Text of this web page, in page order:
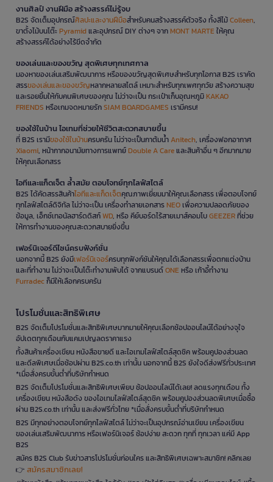
งานศิลป์ งานฝีมือ สร้างสรรค์ไม่รู้จบ
B2S จัดเต็มอุปกรณ์ศิลปะและงานฝีมือสำหรับคนสร้างสรรค์ตัวจริง ทั้งสีไม้Colleen,
ขาตั้งไม้บนโต๊ะPyramidและอุปกรณ์ DIY ต่างๆ จากMONT MARTE ให้คุณ
สร้างสรรค์ได้อย่างไร้ขีดจำกัด
ของเล่นและของขวัญ สุดพิเศษทุกเทศกาล
มองหาของเล่นเสริมพัฒนาการ หรือของขวัญสุดพิเศษสำหรับทุกโอกาส B2S เราคัด
สรรของเล่นและของขวัญหลากหลายสไตล์ เหมาะสำหรับทุกเพศทุกวัย สร้างความสุข
และรอยยิ้มให้กับคนพิเศษของคุณ ไม่ว่าจะเป็น กระเป๋าเก็บอุณหภูมิKAKAO
FRIENDS หรือเกมจดหมายรักSIAM BOARDGAMES เรามีครบ!
ของใช้ในบ้าน ไอเทมที่ช่วยให้ชีวิตสะดวกสบายขึ้น
ที่ B2S เรามีของใช้ในบ้านครบครัน ไม่ว่าจะเป็นกาต้มน้ำAnitech, เครื่องฟอกอากาศ
Xiaomi, หน้ากากอนามัยทางการแพทย์Double A Careและสินค้าอื่น ๆ อีกมากมาย
ให้คุณเลือกสรร
ไอทีและแก็ดเจ็ต ล้ำสมัย ตอบโจทย์ทุกไลฟ์สไตล์
B2S ได้คัดสรรสินค้าไอทีและแก็ดเจ็ตคุณภาพเยี่ยมมาให้คุณเลือกสรร เพื่อตอบโจทย์
ทุกไลฟ์สไตล์ดิจิทัล ไม่ว่าจะเป็น เครื่องทำลายเอกสารNEO เพื่อความปลอดภัยของ
ข้อมูล, เอ็กซ์เทอนัลฮาร์ดดิสก์WD, หรือ คีย์บอร์ดไร้สายเมาส์คอมโบGEEZERที่ช่วย
ให้การทำงานของคุณสะดวกสบายยิ่งขึ้น
เฟอร์นิเจอร์ดีไซน์ครบฟังก์ชั่น
นอกจากนี้ B2S ยังมีเฟอร์นิเจอร์ครบทุกฟังก์ชันให้คุณได้เลือกสรรเพื่อตกแต่งบ้าน
และที่ทำงาน ไม่ว่าจะเป็นโต๊ะทำงานพับได้ จากแบรนด์ONE หรือ เก้าอี้ทำงาน
Furradecก็มีให้เลือกครบครัน
โปรโมชั่นและสิทธิพิเศษ
B2S จัดเต็มโปรโมชั่นและสิทธิพิเศษมากมายให้คุณเลือกช้อปออนไลน์ได้อย่างจุใจ
อัปเดตทุกเดือนกับแคมเปญลดราคาแรง
ทั้งสินค้าเครื่องเขียน หนังสือขายดี และไอเทมไลฟ์สไตล์สุดชิค พร้อมคูปองส่วนลด
และดีลพิเศษเมื่อช้อปผ่าน B2S.co.th เท่านั้น นอกจากนี้ B2S ยังใจดีส่งฟรีทั่วประเทศ
*เมื่อสั่งครบขั้นต่ำที่บริษัทกำหนด
B2S จัดเต็มโปรโมชั่นและสิทธิพิเศษเพียบ ช้อปออนไลน์ได้เลย! ลดแรงทุกเดือน ทั้ง
เครื่องเขียน หนังสือดัง ของไอเทมไลฟ์สไตล์สุดชิค พร้อมคูปองส่วนลดพิเศษเมื่อซื้อ
ผ่าน B2S.co.th เท่านั้น และส่งฟรีทั่วไทย *เมื่อสั่งครบขั้นต่ำที่บริษัทกำหนด
B2S มีทุกอย่างตอบโจทย์ทุกไลฟ์สไตล์ ไม่ว่าจะเป็นอุปกรณ์อ่านเขียน เครื่องเขียน
ของเล่นเสริมพัฒนาการ หรือเฟอร์นิเจอร์ ช้อปง่าย สะดวก ทุกที่ ทุกเวลา แค่มี App
B2S
สมัคร B2S Club รับข่าวสารโปรโมชั่นก่อนใคร และสิทธิพิเศษเฉพาะสมาชิก! คลิกเลย
👉 สมัครสมาชิกเลย!